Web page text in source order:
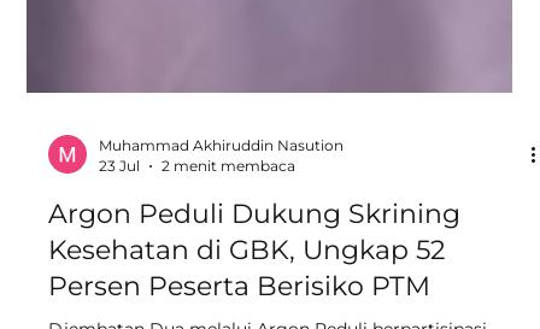
Muhammad Akhiruddin Nasution